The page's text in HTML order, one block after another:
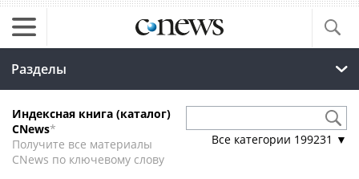
Разделы
Индексная книга (каталог)
CNews*
Получите все материалы
CNews по ключевому слову
Все категории 199231 ▼